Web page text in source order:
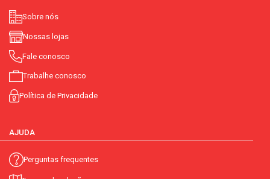
Sobre nós
Nossas lojas
Fale conosco
Trabalhe conosco
Política de Privacidade
AJUDA
Perguntas frequentes